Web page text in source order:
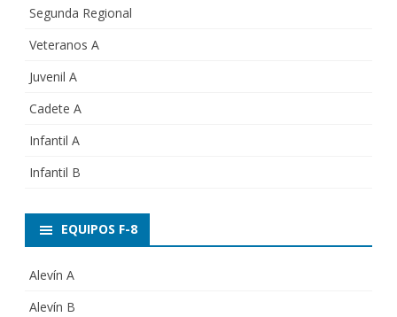
Segunda Regional
Veteranos A
Juvenil A
Cadete A
Infantil A
Infantil B
EQUIPOS F-8
Alevín A
Alevín B